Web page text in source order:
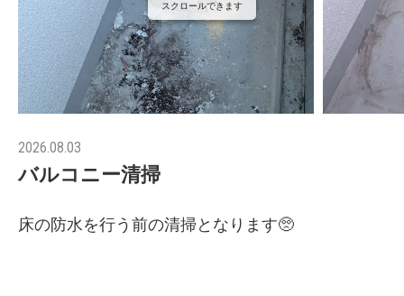
スクロールできます
2026.08.03
バルコニー清掃
床の防水を行う前の清掃となります🥺